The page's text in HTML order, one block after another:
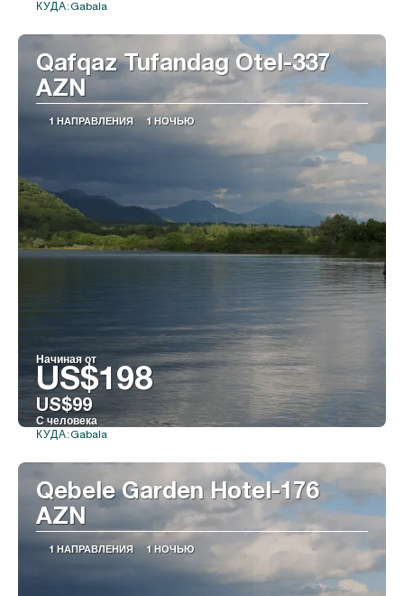
КУДА: Gabala
Qafqaz Tufandag Otel-337
AZN
1 НАПРАВЛЕНИЯ 1 НОЧЬЮ
Начиная от
US$198
US$99
С человека
КУДА: Gabala
Qebele Garden Hotel-176
AZN
1 НАПРАВЛЕНИЯ 1 НОЧЬЮ